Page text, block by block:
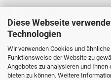
Diese Webseite
Technologien
Wir verwenden Cookies und
Funktionsweise der Website zu
Angebotes zu analysieren und
bieten zu können. Weitere
Cookie Einstellungen